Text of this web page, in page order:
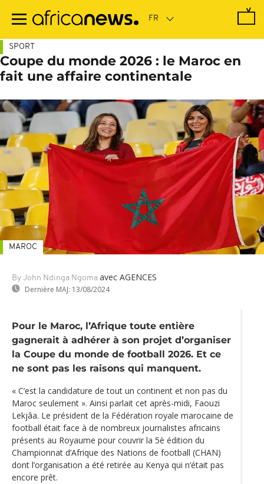
contenu
SPORT
Coupe du monde 2026 : le Maroc en
fait une affaire continentale
By John Ndinga Ngoma avec AGENCES
Dernière MAJ: 13/08/2024
MAROC
Pour le Maroc, l’Afrique toute entière
gagnerait à adhérer à son projet d’organiser
la Coupe du monde de football 2026. Et ce
ne sont pas les raisons qui manquent.
« C’est la candidature de tout un continent et non pas du
Maroc seulement ». Ainsi parlait cet après-midi, Faouzi
Lekjâa. Le président de la Fédération royale marocaine de
football était face à de nombreux journalistes africains
présents au Royaume pour couvrir la 5è édition du
Championnat d’Afrique des Nations de football (CHAN)
dont l’organisation a été retirée au Kenya qui n‘était pas
encore prêt.